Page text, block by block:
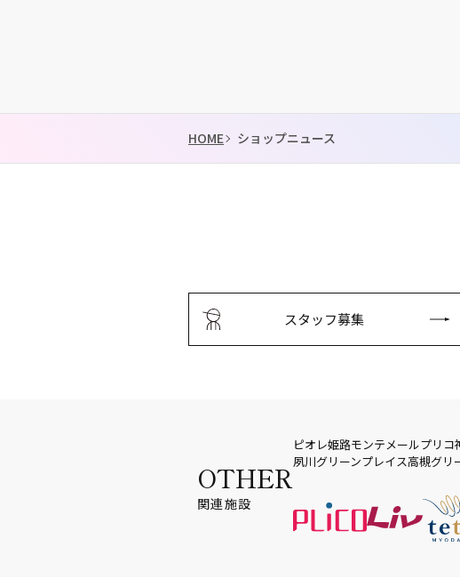
HOME ショップニュース
スタッフ募集
OTHER
関連施設
ピオレ姫路モンテメールプリコ
夙川グリーンプレイス高槻グリ